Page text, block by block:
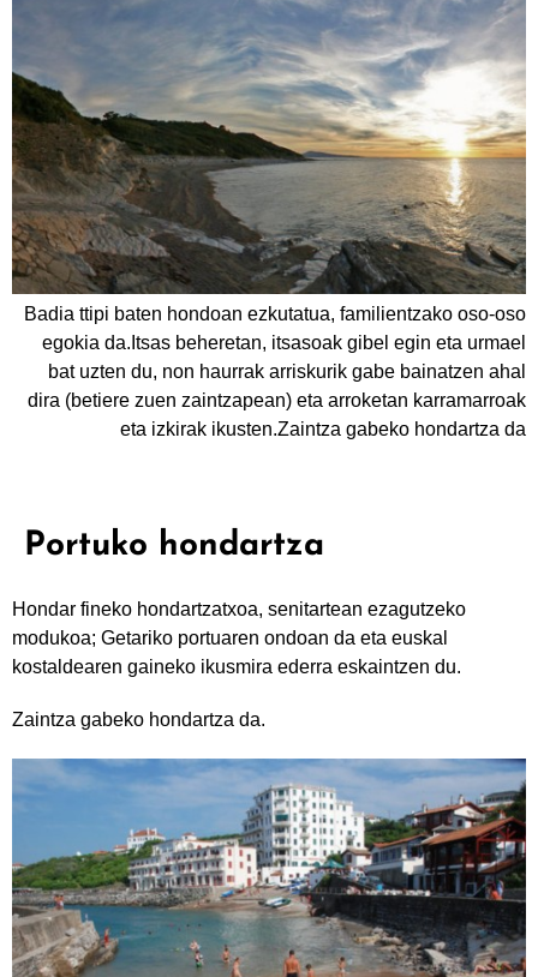
Badia ttipi baten hondoan ezkutatua, familientzako oso-oso
egokia da.Itsas beheretan, itsasoak gibel egin eta urmael
bat uzten du, non haurrak arriskurik gabe bainatzen ahal
dira (betiere zuen zaintzapean) eta arroketan karramarroak
eta izkirak ikusten.Zaintza gabeko hondartza da
Portuko hondartza
Hondar fineko hondartzatxoa, senitartean ezagutzeko
modukoa; Getariko portuaren ondoan da eta euskal
kostaldearen gaineko ikusmira ederra eskaintzen du.
Zaintza gabeko hondartza da.